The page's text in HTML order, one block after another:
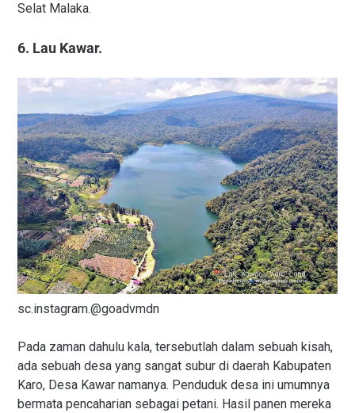
Selat Malaka.
6. Lau Kawar.
sc.instagram.@goadvmdn
Pada zaman dahulu kala, tersebutlah dalam sebuah kisah,
ada sebuah desa yang sangat subur di daerah Kabupaten
Karo, Desa Kawar namanya. Penduduk desa ini umumnya
bermata pencaharian sebagai petani. Hasil panen mereka